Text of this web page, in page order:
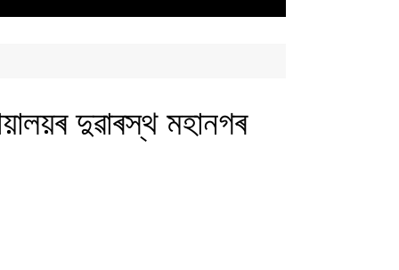
দুৱাৰস্থ মহানগৰ